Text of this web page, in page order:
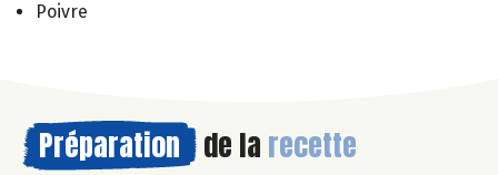
Poivre
Préparation de la recette